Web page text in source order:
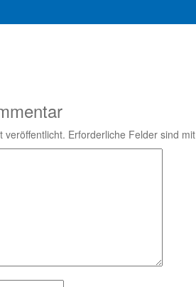
veröffentlicht. Erforderliche Felder sind mit